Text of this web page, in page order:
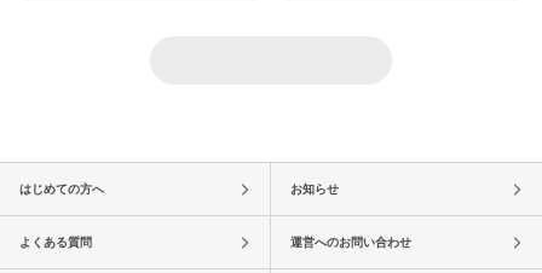
はじめての方へ お知らせ
よくある質問 運営へのお問い合わせ